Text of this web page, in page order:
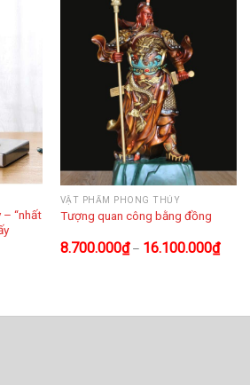
“nhất
VẬT PHẨM PHONG THỦY
Tượng quan công bằng đồng
8.700.000₫– 16.100.000₫